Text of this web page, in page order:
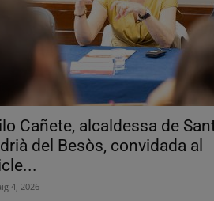
Cañete, alcaldessa de
del Besòs, convidada al
4, 2026